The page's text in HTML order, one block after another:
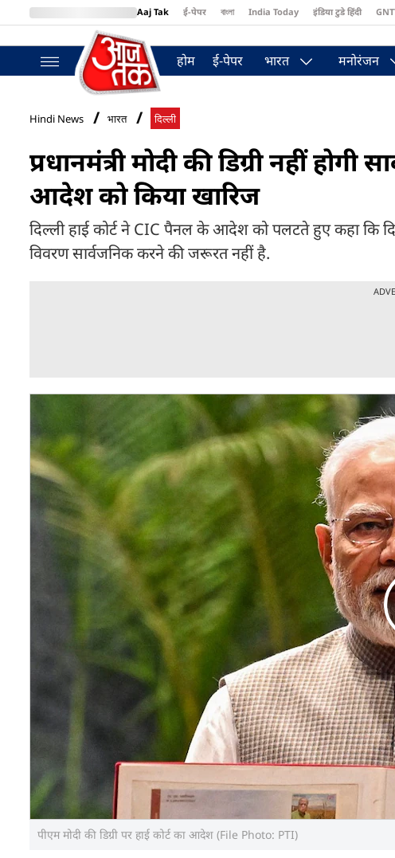
Aaj Tak ई-पेपर বাংলা India Today इंडिया टुडे हिंदी
BT Bazaar
होम ई-पेपर भारत मनोरंजन
Hindi News भारत दिल्ली
प्रधानमंत्री मोदी की डिग्री नहीं
आदेश को किया खारिज
दिल्ली हाई कोर्ट ने CIC पैनल के आदेश को पलटते हुए कहा कि
विवरण सार्वजनिक करने की जरूरत नहीं है.
पीएम मोदी की डिग्री पर हाई कोर्ट का आदेश (File Photo: PTI)